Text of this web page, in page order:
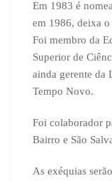
Em 1983 é
em 1986, deixa o
Foi membro da
Superior de
ainda gerente da
Tempo Novo.
Foi colaborador
Bairro e São
As exéquias